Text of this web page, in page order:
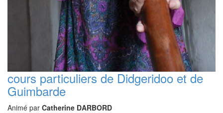
cours particuliers de Didgeridoo et de
Guimbarde
Animé par Catherine DARBORD